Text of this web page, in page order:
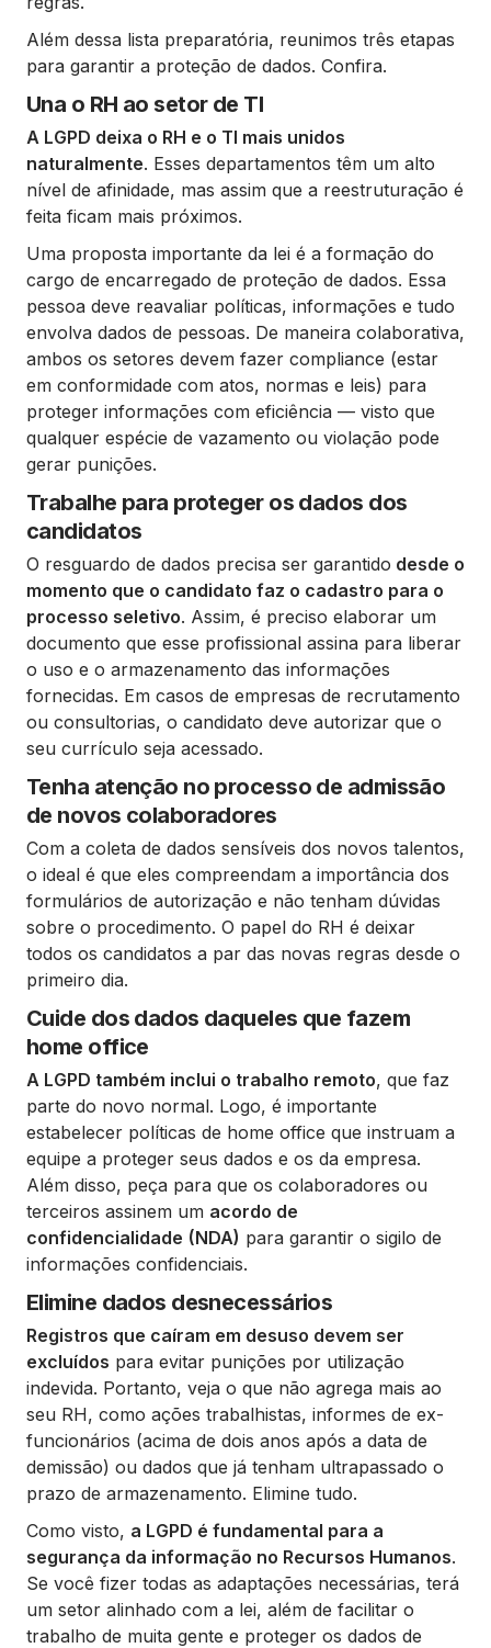
Além dessa lista preparatória, reunimos três etapas
para garantir a proteção de dados. Confira.
Una o RH ao setor de TI
A LGPD deixa o RH e o TI mais unidos
naturalmente. Esses departamentos têm um alto
nível de afinidade, mas assim que a reestruturação é
feita ficam mais próximos.
Uma proposta importante da lei é a formação do
cargo de encarregado de proteção de dados. Essa
pessoa deve reavaliar políticas, informações e tudo
envolva dados de pessoas. De maneira colaborativa,
ambos os setores devem fazer compliance (estar
em conformidade com atos, normas e leis) para
proteger informações com eficiência — visto que
qualquer espécie de vazamento ou violação pode
gerar punições.
Trabalhe para proteger os dados dos
candidatos
O resguardo de dados precisa ser garantido desde o
momento que o candidato faz o cadastro para o
processo seletivo. Assim, é preciso elaborar um
documento que esse profissional assina para liberar
o uso e o armazenamento das informações
fornecidas. Em casos de empresas de recrutamento
ou consultorias, o candidato deve autorizar que o
seu currículo seja acessado.
Tenha atenção no processo de admissão
de novos colaboradores
Com a coleta de dados sensíveis dos novos talentos,
o ideal é que eles compreendam a importância dos
formulários de autorização e não tenham dúvidas
sobre o procedimento. O papel do RH é deixar
todos os candidatos a par das novas regras desde o
primeiro dia.
Cuide dos dados daqueles que fazem
home office
A LGPD também inclui o trabalho remoto, que faz
parte do novo normal. Logo, é importante
estabelecer políticas de home office que instruam a
equipe a proteger seus dados e os da empresa.
Além disso, peça para que os colaboradores ou
terceiros assinem um acordo de
confidencialidade (NDA) para garantir o sigilo de
informações confidenciais.
Elimine dados desnecessários
Registros que caíram em desuso devem ser
excluídos para evitar punições por utilização
indevida. Portanto, veja o que não agrega mais ao
seu RH, como ações trabalhistas, informes de ex-
funcionários (acima de dois anos após a data de
demissão) ou dados que já tenham ultrapassado o
prazo de armazenamento. Elimine tudo.
Como visto, a LGPD é fundamental para a
segurança da informação no Recursos Humanos.
Se você fizer todas as adaptações necessárias, terá
um setor alinhado com a lei, além de facilitar o
trabalho de muita gente e proteger os dados de